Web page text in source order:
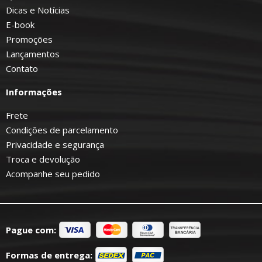
Dicas e Notícias
E-book
Promoções
Lançamentos
Contato
Informações
Frete
Condições de parcelamento
Privacidade e segurança
Troca e devolução
Acompanhe seu pedido
Pague com:
Formas de entrega: